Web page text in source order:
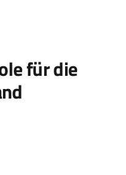
für die